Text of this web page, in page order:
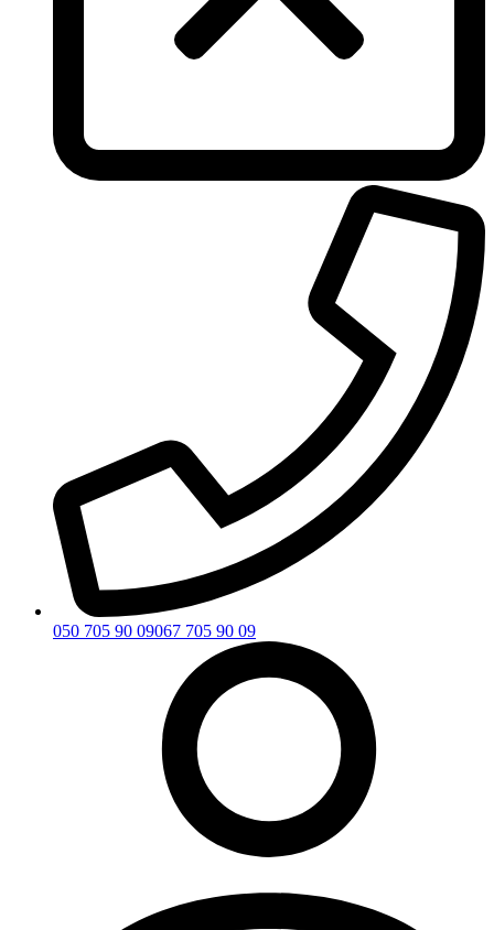
050 705 90 09067 705 90 09